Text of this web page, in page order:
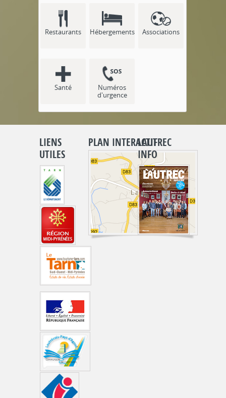
Restaurants Hébergements Associations
Santé
Numéros
d'urgence
LIENS
UTILES
PLAN INTERACTIF
LAUTREC
INFO